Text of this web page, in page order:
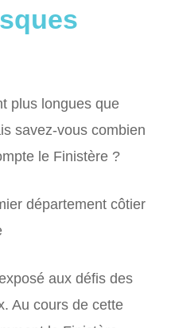
plus longues que
savez-vous combien
le Finistère ?
département côtier
aux défis des
Au cours de cette